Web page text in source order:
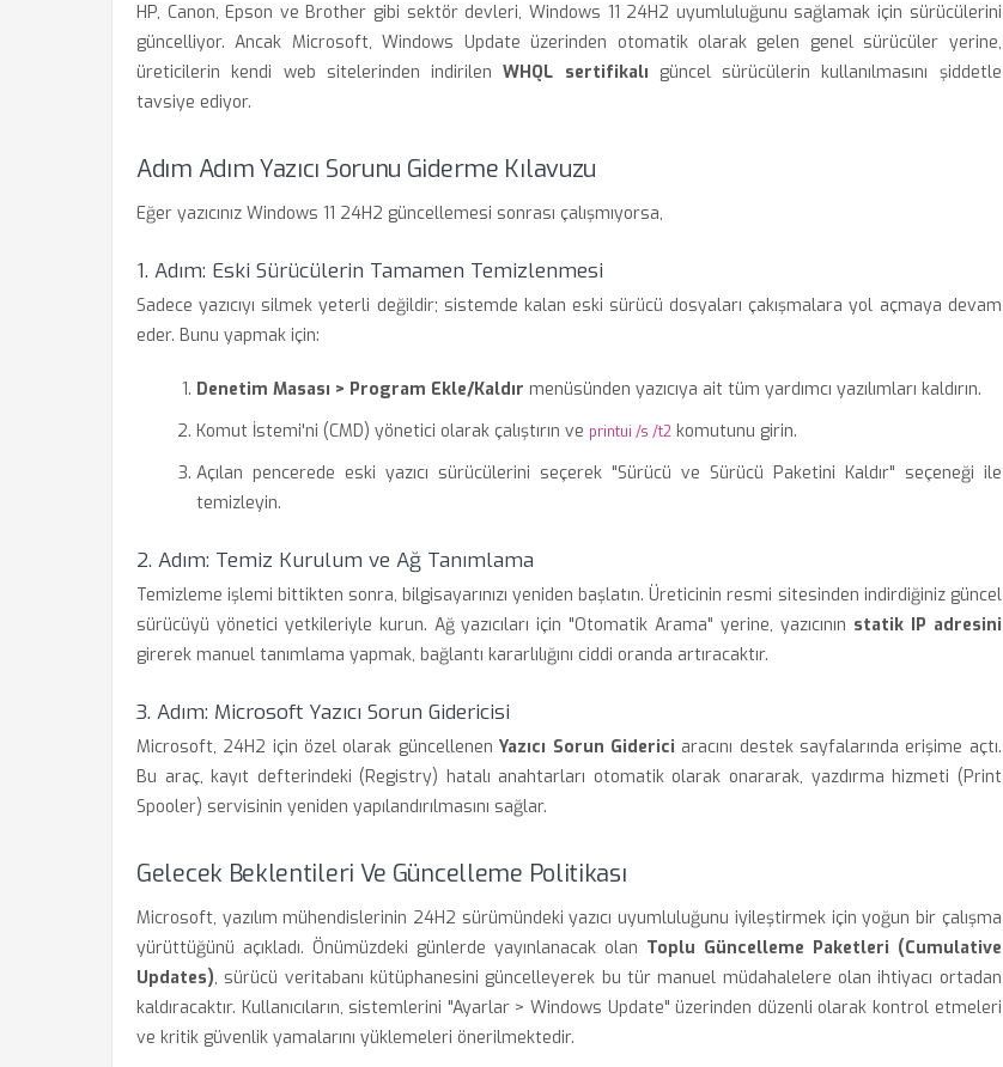
HP, Canon, Epson ve Brother gibi sektör devleri, Windows 11 24H2 uyumluluğunu sağlamak için sürücülerini
güncelliyor. Ancak Microsoft, Windows Update üzerinden otomatik olarak gelen genel sürücüler yerine,
üreticilerin kendi web sitelerinden indirilenWHQL sertifikalı güncel sürücülerin kullanılmasını şiddetle
tavsiye ediyor.
Adım Adım Yazıcı Sorunu Giderme Kılavuzu
Eğer yazıcınız Windows 11 24H2 güncellemesi sonrası çalışmıyorsa,
1. Adım: Eski Sürücülerin Tamamen Temizlenmesi
Sadece yazıcıyı silmek yeterli değildir; sistemde kalan eski sürücü dosyaları çakışmalara yol açmaya devam
eder. Bunu yapmak için:
Denetim Masası > Program Ekle/Kaldır menüsünden yazıcıya ait tüm yardımcı yazılımları kaldırın.
Komut İstemi'ni (CMD) yönetici olarak çalıştırın ve printui /s /t2 komutunu girin.
Açılan pencerede eski yazıcı sürücülerini seçerek "Sürücü ve Sürücü Paketini Kaldır" seçeneği ile
temizleyin.
2. Adım: Temiz Kurulum ve Ağ Tanımlama
Temizleme işlemi bittikten sonra, bilgisayarınızı yeniden başlatın. Üreticinin resmi sitesinden indirdiğiniz güncel
sürücüyü yönetici yetkileriyle kurun. Ağ yazıcıları için "Otomatik Arama" yerine, yazıcının statik IP adresini
girerek manuel tanımlama yapmak, bağlantı kararlılığını ciddi oranda artıracaktır.
3. Adım: Microsoft Yazıcı Sorun Gidericisi
Microsoft, 24H2 için özel olarak güncellenenYazıcı Sorun Giderici aracını destek sayfalarında erişime açtı.
Bu araç, kayıt defterindeki (Registry) hatalı anahtarları otomatik olarak onararak, yazdırma hizmeti (Print
Spooler) servisinin yeniden yapılandırılmasını sağlar.
Gelecek Beklentileri Ve Güncelleme Politikası
Microsoft, yazılım mühendislerinin 24H2 sürümündeki yazıcı uyumluluğunu iyileştirmek için yoğun bir çalışma
yürüttüğünü açıkladı. Önümüzdeki günlerde yayınlanacak olan Toplu Güncelleme Paketleri (Cumulative
Updates), sürücü veritabanı kütüphanesini güncelleyerek bu tür manuel müdahalelere olan ihtiyacı ortadan
kaldıracaktır. Kullanıcıların, sistemlerini "Ayarlar > Windows Update" üzerinden düzenli olarak kontrol etmeleri
ve kritik güvenlik yamalarını yüklemeleri önerilmektedir.